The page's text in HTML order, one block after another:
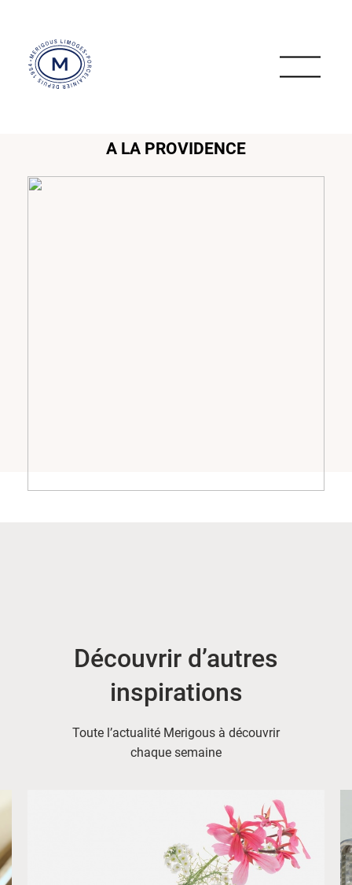
A LA PROVIDENCE
Découvrir d’autres
inspirations
Toute l’actualité Merigous à découvrir
chaque semaine